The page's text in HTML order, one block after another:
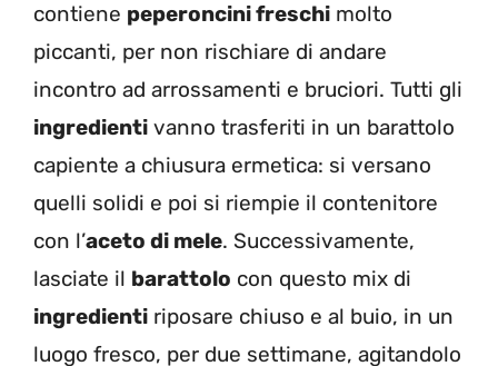
contiene peperoncini freschi molto
piccanti, per non rischiare di andare
incontro ad arrossamenti e bruciori. Tutti gli
ingredienti vanno trasferiti in un barattolo
capiente a chiusura ermetica: si versano
quelli solidi e poi si riempie il contenitore
con l’aceto di mele. Successivamente,
lasciate il barattolo con questo mix di
ingredienti riposare chiuso e al buio, in un
luogo fresco, per due settimane, agitandolo